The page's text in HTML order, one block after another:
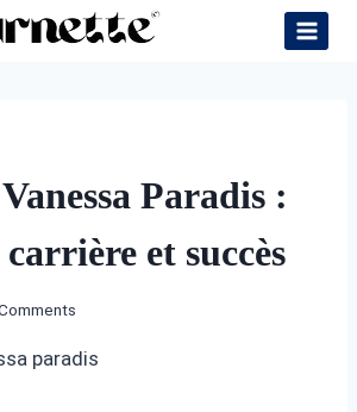
Paradis :
et succès